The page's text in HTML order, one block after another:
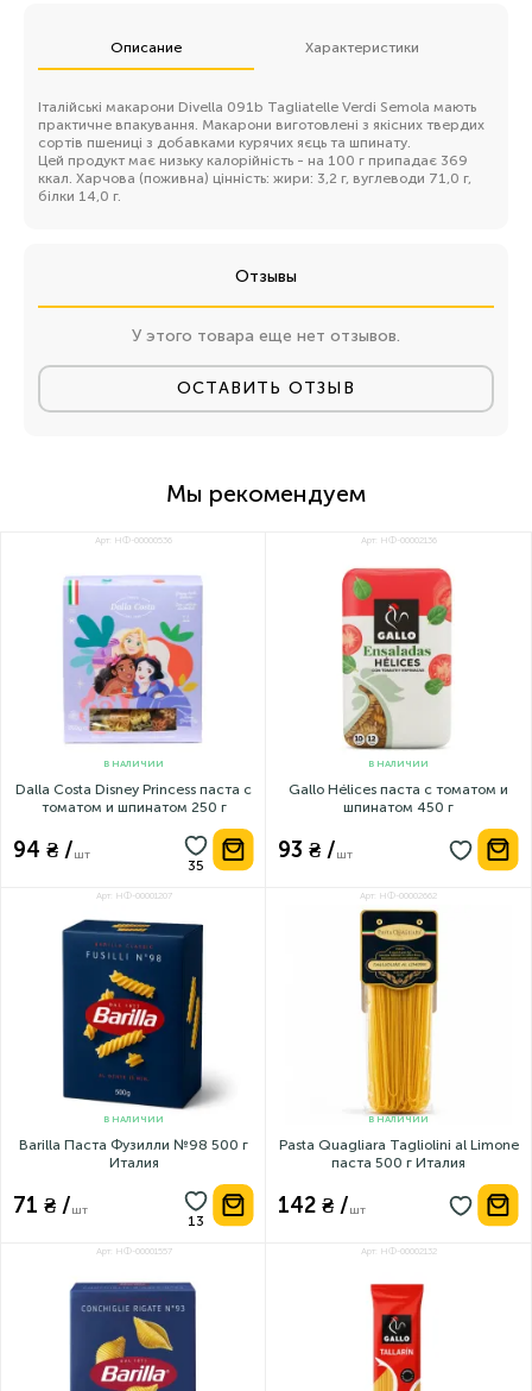
Описание Характеристики
Італійські макарони Divella 091b Tagliatelle Verdi Semola мають
практичне впакування. Макарони виготовлені з якісних твердих
сортів пшениці з добавками курячих яєць та шпинату.
Цей продукт має низьку калорійність - на 100 г припадає 369
ккал. Харчова (поживна) цінність: жири: 3,2 г, вуглеводи 71,0 г,
білки 14,0 г.
Отзывы
У этого товара еще нет отзывов.
ОСТАВИТЬ ОТЗЫВ
Мы рекомендуем
Арт: НФ-00000536
В НАЛИЧИИ
Dalla Costa Disney Princess паста с
томатом и шпинатом 250 г
94 ₴ /шт
Арт: НФ-00002136
В НАЛИЧИИ
Gallo Hélices паста с томатом и
шпинатом 450 г
93 ₴ /шт
Арт: НФ-00001207
В НАЛИЧИИ
Barilla Паста Фузилли №98 500 г
Италия
71 ₴ /шт
Арт: НФ-00002662
В НАЛИЧИИ
Pasta Quagliara Tagliolini al Limone
паста 500 г Италия
142 ₴ /шт
Арт: НФ-00001557 Арт: НФ-00002132